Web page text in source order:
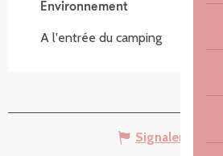
Environnement
Environnement
A l'entrée du camping
Signaler une